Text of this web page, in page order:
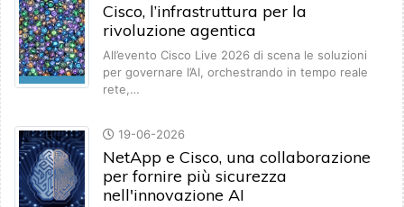
Cisco, l’infrastruttura per la
rivoluzione agentica
All’evento Cisco Live 2026 di scena le soluzioni
per governare l’AI, orchestrando in tempo reale
rete,…
19-06-2026
NetApp e Cisco, una collaborazione
per fornire più sicurezza
nell'innovazione AI